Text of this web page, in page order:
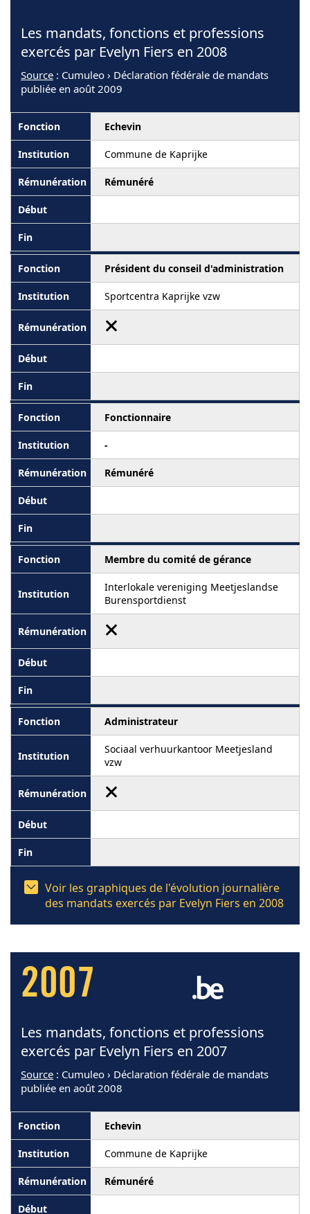
Les mandats, fonctions et professions
exercés par Evelyn Fiers en 2008
Source : Cumuleo › Déclaration fédérale de mandats
publiée en août 2009
Echevin
Commune de Kaprijke
Rémunéré
Président du conseil d'administration
Sportcentra Kaprijke vzw
Fonctionnaire
-
Rémunéré
Membre du comité de gérance
Interlokale vereniging Meetjeslandse
Burensportdienst
Administrateur
Sociaal verhuurkantoor Meetjesland
vzw
Voir les graphiques de l'évolution journalière
des mandats exercés par Evelyn Fiers en 2008
2007
Les mandats, fonctions et professions
exercés par Evelyn Fiers en 2007
Source : Cumuleo › Déclaration fédérale de mandats
publiée en août 2008
Echevin
Commune de Kaprijke
Rémunéré